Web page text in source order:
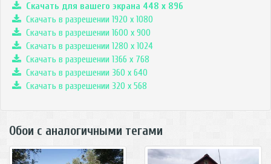
Скачать для вашего экрана 448 x 896
Скачать в разрешении 1920 x 1080
Скачать в разрешении 1600 x 900
Скачать в разрешении 1280 x 1024
Скачать в разрешении 1366 x 768
Скачать в разрешении 360 x 640
Скачать в разрешении 320 x 568
Обои с аналогичными тегами